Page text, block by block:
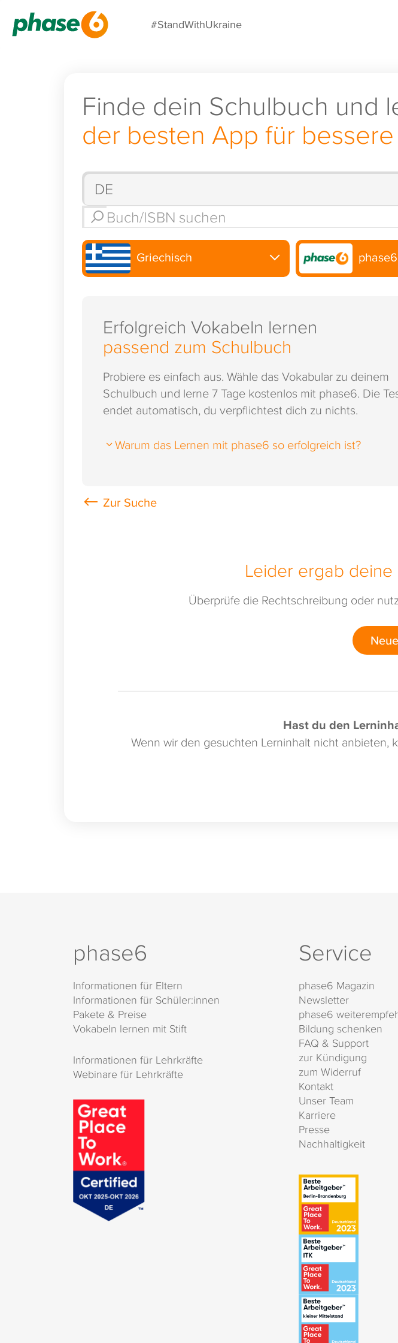
#StandWithUkraine
Finde dein Schulbuch und
der besten App für
Griechisch phase6
Erfolgreich Vokabeln lernen
passend zum Schulbuch
Probiere es einfach aus. Wähle das Vokabular zu deinem
Schulbuch und lerne 7 Tage kostenlos mit phase6. Die
endet automatisch, du verpflichtest dich zu nichts.
Warum das Lernen mit phase6 so erfolgreich ist?
Leider ergab
Überprüfe die Rechtschreibung oder
Hast du den
Wenn wir den gesuchten Lerninhalt nicht anbieten,
phase6
Informationen für Eltern
Informationen für Schüler:innen
Pakete & Preise
Vokabeln lernen mit Stift
Informationen für Lehrkräfte
Webinare für Lehrkräfte
Service
phase6 Magazin
Newsletter
phase6
Bildung schenken
FAQ & Support
zur Kündigung
zum Widerruf
Kontakt
Unser Team
Karriere
Presse
Nachhaltigkeit